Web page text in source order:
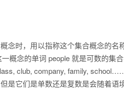
念时，用以指称这个集合概念的名
概念的单词 people 就是可数的集合
club, company, family,
它们是单数还是复数是会随着语